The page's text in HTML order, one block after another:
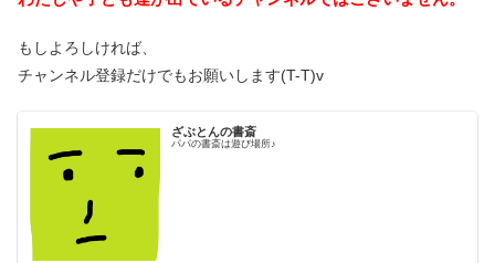
もしよろしければ、
チャンネル登録だけでもお願いします(T-T)v
ざぶとんの書斎
パパの書斎は遊び場所♪